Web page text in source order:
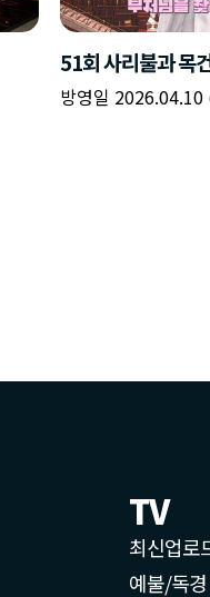
TV
최신업로
예불/독경